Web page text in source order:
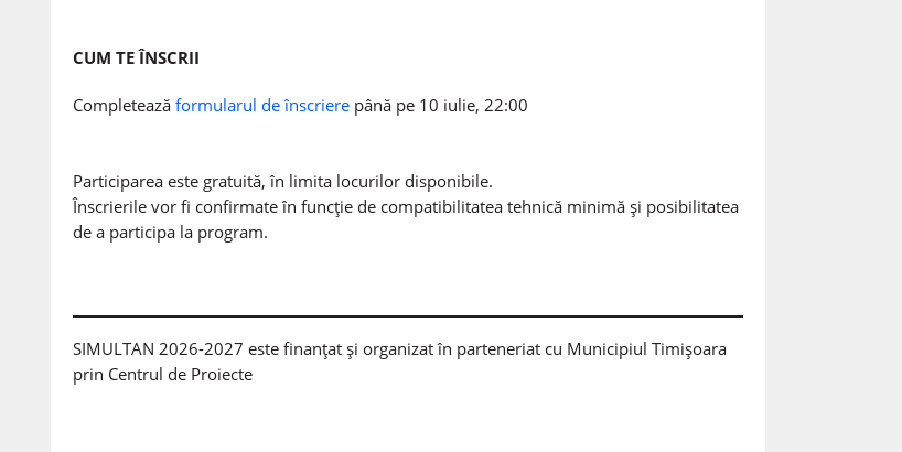
CUM TE ÎNSCRII
Completează formularul de înscriere până pe 10 iulie, 22:00
Participarea este gratuită, în limita locurilor disponibile.
Înscrierile vor fi confirmate în funcție de compatibilitatea tehnică minimă și posibilitatea
de a participa la program.
SIMULTAN 2026-2027 este finanțat și organizat în parteneriat cu Municipiul Timișoara
prin Centrul de Proiecte